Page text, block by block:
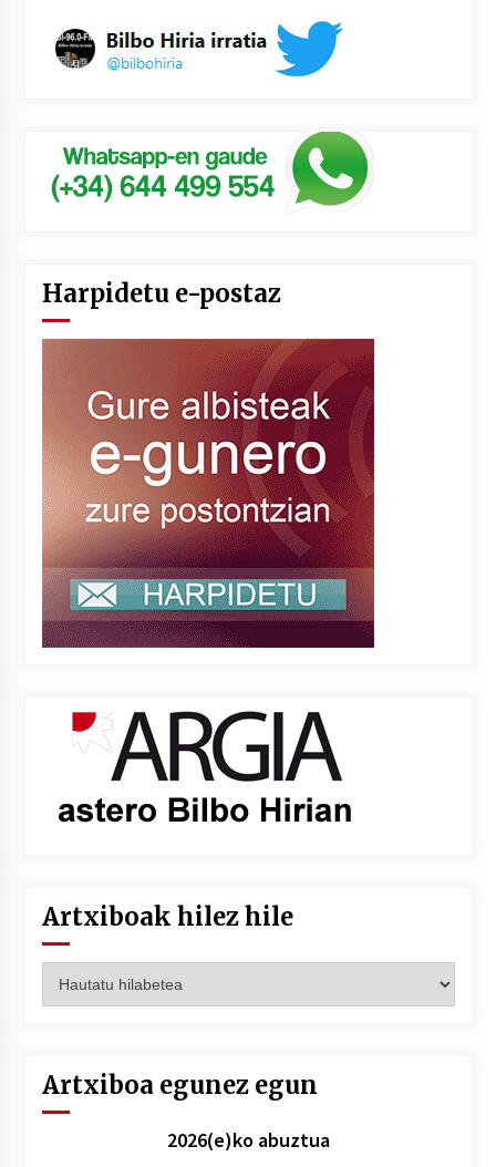
Harpidetu e-postaz
Artxiboak hilez hile
hilez
Artxiboa egunez egun
2026(e)ko abuztua